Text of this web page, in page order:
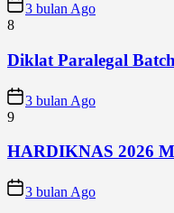
3 bulan Ago
8
Diklat Paralegal
3 bulan Ago
9
HARDIKNAS 2026
3 bulan Ago